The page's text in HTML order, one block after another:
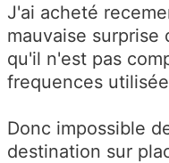
J'ai acheté
mauvaise
qu'il n'est pas
frequences
Donc impossible
destination sur